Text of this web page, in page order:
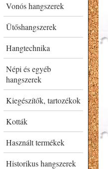
Vonós hangszerek
Ütőshangszerek
Hangtechnika
Népi és egyéb
hangszerek
Kiegészítők, tartozékok
Kották
Használt termékek
Historikus hangszerek